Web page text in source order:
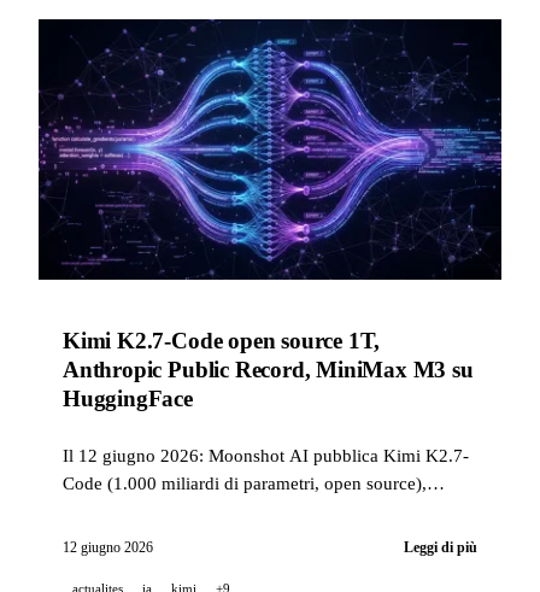
Kimi K2.7-Code open source 1T,
Anthropic Public Record, MiniMax M3 su
HuggingFace
Il 12 giugno 2026: Moonshot AI pubblica Kimi K2.7-
Code (1.000 miliardi di parametri, open source),
sull'opinione americana nei confronti dell'IA, TCS
12 giugno 2026 Leggi di più
actualites ia kimi +9